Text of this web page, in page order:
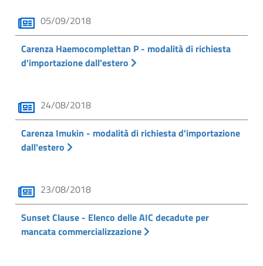
05/09/2018
Carenza Haemocomplettan P - modalità di richiesta
d'importazione dall'estero
24/08/2018
Carenza Imukin - modalità di richiesta d'importazione
dall'estero
23/08/2018
Sunset Clause - Elenco delle AIC decadute per
mancata commercializzazione